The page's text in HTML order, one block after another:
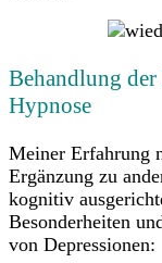
Behandlung
Hypnose
Meiner Erfahrung
Ergänzung zu
kognitiv
Besonderheiten
von Depressionen: